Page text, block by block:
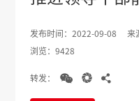
发布时间：2022-09-08 来
浏览：9428
转发：   